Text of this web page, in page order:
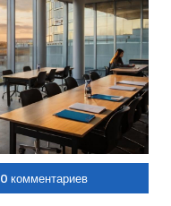
0 комментариев